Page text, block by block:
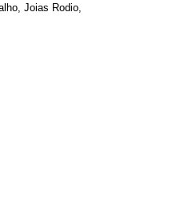
, Joias Rodio,